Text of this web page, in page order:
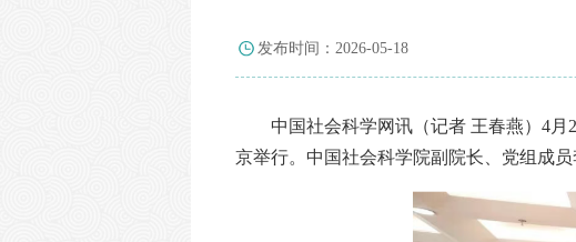
发布时间：2026-05-18
中国社会科学网讯 （记者 王春燕） 4月
京举行。中国社会科学院副院长、党组成员